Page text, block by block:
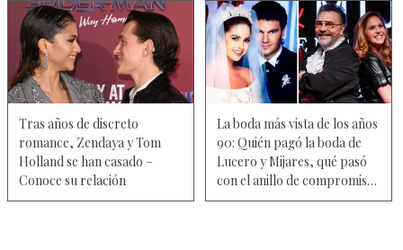
Tras años de discreto
romance, Zendaya y Tom
Holland se han casado –
Conoce su relación
La boda más vista de los años
90: Quién pagó la boda de
Lucero y Mijares, qué pasó
con el anillo de compromiso
y fotos nostálgicas